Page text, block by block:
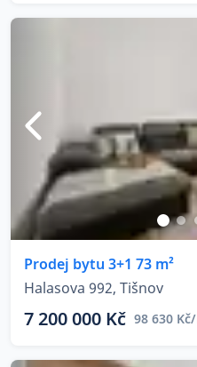
Prodej bytu 3+1 73 m²
Halasova 992, Tišnov
7 200 000 Kč 98 630